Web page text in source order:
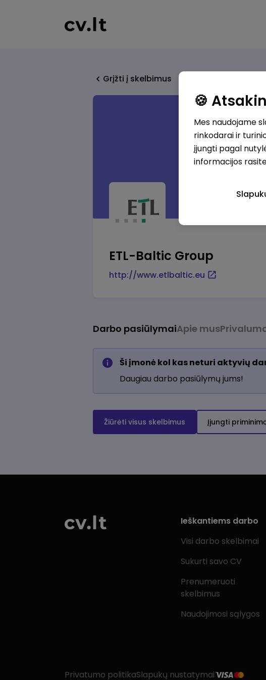
Grįžti į skelbimus
ETL-Baltic Group
http://www.etlbaltic.eu
Darbo pasiūlymaiApie mus
Ši įmonė kol kas neturi aktyvių
Daugiau darbo pasiūlymų jums!
Žiūrėti visus skelbimus Įjungti
Ieškantiems darbo
Visi darbo skelbimai
Sukurti savo CV
Prenumeruoti
skelbimus
Naudojimosi sąlygos
Privatumo politikaSlapukų nustatymai
🍪
Mes naudojame
rinkodarai ir
įjungti pagal
informacijos